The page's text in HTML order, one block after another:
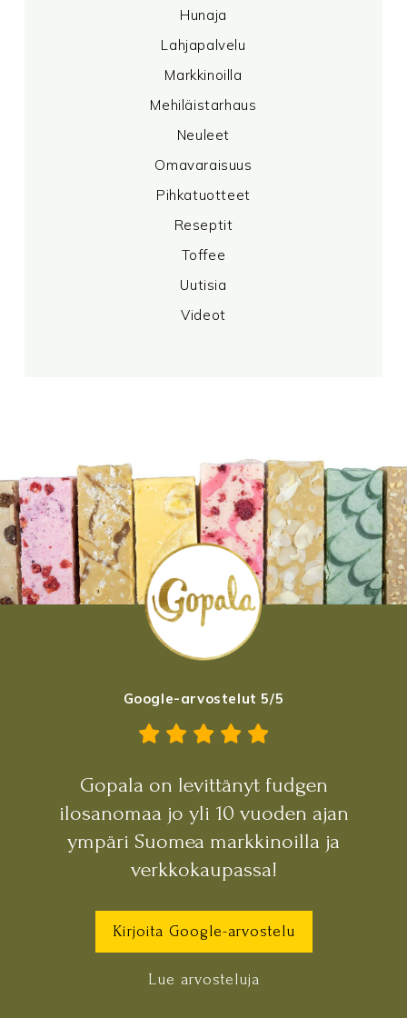
Hunaja
Lahjapalvelu
Markkinoilla
Mehiläistarhaus
Neuleet
Omavaraisuus
Pihkatuotteet
Reseptit
Toffee
Uutisia
Videot
Google-arvostelut 5/5
Gopala on levittänyt fudgen
ilosanomaa jo yli 10 vuoden ajan
ympäri Suomea markkinoilla ja
verkkokaupassa!
Kirjoita Google-arvostelu
Lue arvosteluja